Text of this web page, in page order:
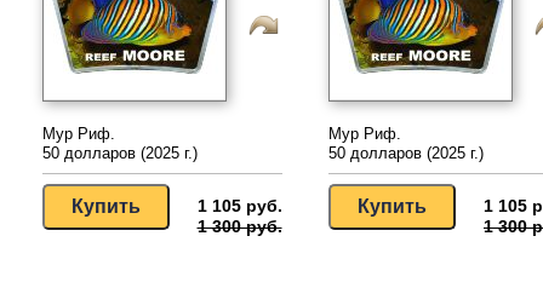
Мур Риф.
50 долларов (2025 г.)
1 105 руб.
1 300 руб.
Мур Риф.
50 долларов (2025 г.)
1 105
1 300